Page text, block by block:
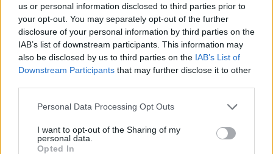
us or personal information disclosed to third parties prior to
your opt-out. You may separately opt-out of the further
disclosure of your personal information by third parties on the
IAB’s list of downstream participants. This information may
also be disclosed by us to third parties on the IAB’s List of
Downstream Participants that may further disclose it to other
Personal Data Processing Opt Outs
I want to opt-out of the Sharing of my
personal data.
Opted In